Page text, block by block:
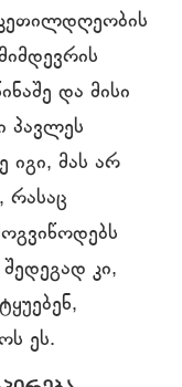
და მისი
პავლეს
იგი, მას არ
რასაც
კი,
ეს.